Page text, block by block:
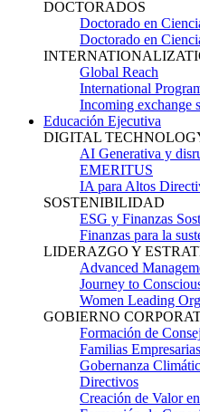
DOCTORADOS
Doctorado en
Doctorado en
Global Reach
International
Incoming exchange
Educación Ejecutiva
DIGITAL
AI Generativa y
EMERITUS
IA para Altos
SOSTENIBILIDAD
ESG y Finanzas
Finanzas para la
LIDERAZGO Y
Advanced
Journey to
Women Leading
GOBIERNO
Formación de
Familias
Gobernanza
Directivos
Creación de Valor